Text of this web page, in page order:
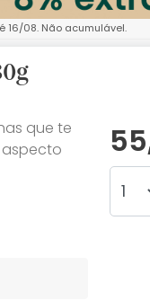
16/08. Não acumulável.
que te
aspecto